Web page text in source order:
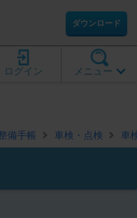
ダウンロード
メニュー
ログイン
備手帳 車検・点検 車